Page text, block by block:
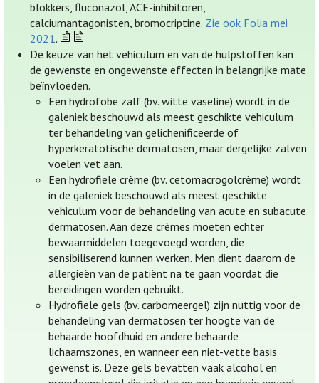
blokkers, fluconazol, ACE-inhibitoren,
calciumantagonisten, bromocriptine. Zie ook Folia mei
2021.
De keuze van het vehiculum en van de hulpstoffen kan
de gewenste en ongewenste effecten in belangrijke mate
beïnvloeden.
Een hydrofobe zalf (bv. witte vaseline) wordt in de
galeniek beschouwd als meest geschikte vehiculum
ter behandeling van gelichenificeerde of
hyperkeratotische dermatosen, maar dergelijke zalven
voelen vet aan.
Een hydrofiele crème (bv. cetomacrogolcrème) wordt
in de galeniek beschouwd als meest geschikte
vehiculum voor de behandeling van acute en subacute
dermatosen. Aan deze crèmes moeten echter
bewaarmiddelen toegevoegd worden, die
sensibiliserend kunnen werken. Men dient daarom de
allergieën van de patiënt na te gaan voordat die
bereidingen worden gebruikt.
Hydrofiele gels (bv. carbomeergel) zijn nuttig voor de
behandeling van dermatosen ter hoogte van de
behaarde hoofdhuid en andere behaarde
lichaamszones, en wanneer een niet-vette basis
gewenst is. Deze gels bevatten vaak alcohol en